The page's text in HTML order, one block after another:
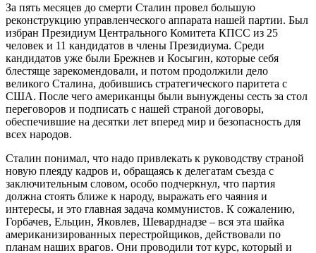
За пять месяцев до смерти Сталин провел большую
реконструкцию управленческого аппарата нашей партии. Был
избран Президиум Центрального Комитета КПСС из 25
человек и 11 кандидатов в члены Президиума. Среди
кандидатов уже были Брежнев и Косыгин, которые себя
блестяще зарекомендовали, и потом продолжили дело
великого Сталина, добившись стратегического паритета с
США. После чего американцы были вынуждены сесть за стол
переговоров и подписать с нашей страной договоры,
обеспечившие на десятки лет вперед мир и безопасность для
всех народов.
Сталин понимал, что надо привлекать к руководству страной
новую плеяду кадров и, обращаясь к делегатам съезда с
заключительным словом, особо подчеркнул, что партия
должна стоять ближе к народу, выражать его чаяния и
интересы, и это главная задача коммунистов. К сожалению,
Горбачев, Ельцин, Яковлев, Шеварднадзе – вся эта шайка
американизированных перестройщиков, действовали по
планам наших врагов. Они проводили тот курс, который и